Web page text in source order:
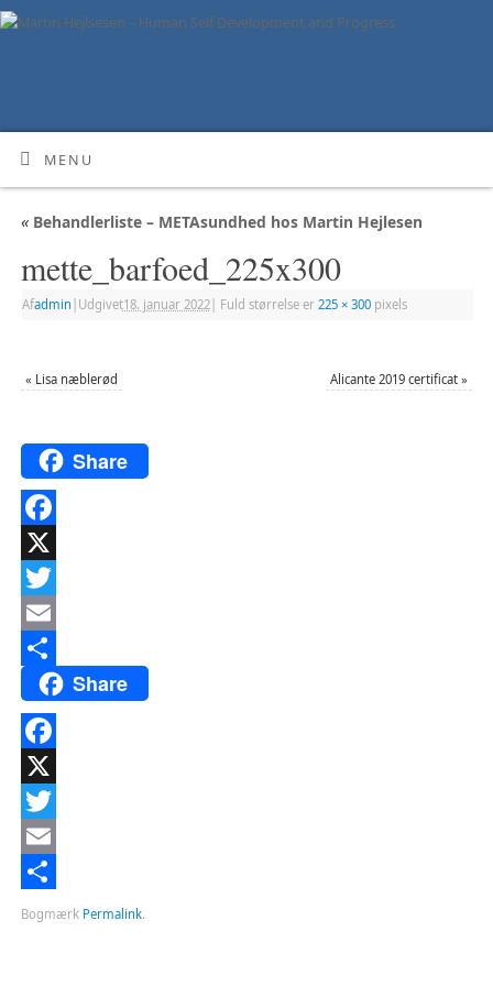
MENU
«Behandlerliste – METAsundhed hos Martin Hejlesen
mette_barfoed_225x300
Afadmin Udgivet18. januar 2022| Fuld størrelse er 225 × 300pixels
« Lisa næblerød Alicante 2019 certificat »
Share
Facebook
X
Twitter
Email
Del
Share
Facebook
X
Twitter
Email
Del
Bogmærk Permalink.